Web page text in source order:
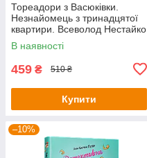
Тореадори з Васюківки.
Незнайомець з тринадцятої
квартири. Всеволод Нестайко
В наявності
459 ₴ 510 ₴
Купити
–10%